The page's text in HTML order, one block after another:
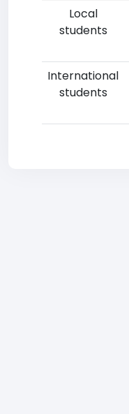
Local
students
International
students